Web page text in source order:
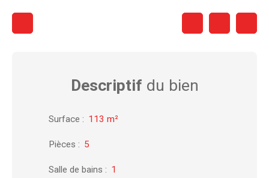
Descriptif du bien
Surface : 113 m²
Pièces : 5
Salle de bains : 1